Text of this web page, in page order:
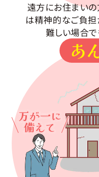
遠方にお住まいの
は精神的なご負
難しい場合で
あ
万が一に
備えて